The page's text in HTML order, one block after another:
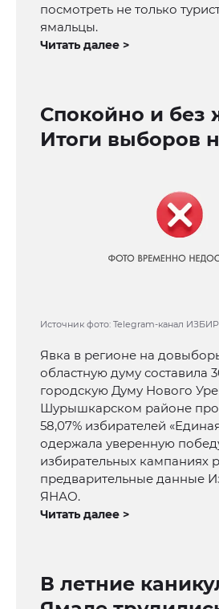
посмотреть не только
ямальцы.
Читать далее >
Спокойно и без
Итоги выборов
Источник фото: Telegram-канал
Явка в регионе на
областную думу составила
городскую Думу Нового
Шурышкарском районе
58,07% избирателей
одержала уверенную
избирательных кампаниях
предварительные данные
ЯНАО.
Читать далее >
В летние